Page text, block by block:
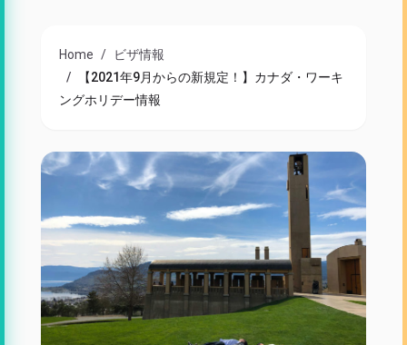
Home
ビザ情報
【2021年9月からの新規定！】カナダ・ワーキ
ングホリデー情報